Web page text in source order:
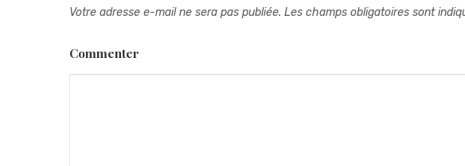
Votre adresse e-mail ne sera pas publiée. Les champs obligatoires sont
Commenter